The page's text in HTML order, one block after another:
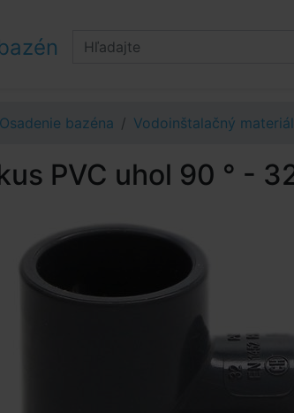
Osadenie bazéna Vodoinštalačný materiál
PVC uhol 90 ° -